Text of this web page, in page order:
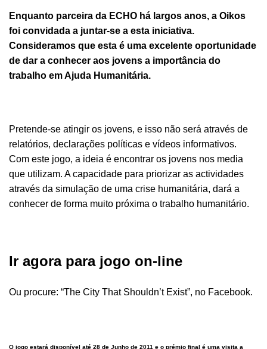
Enquanto parceira da ECHO há largos anos, a Oikos
foi convidada a juntar-se a esta iniciativa.
Consideramos que esta é uma excelente oportunidade
de dar a conhecer aos jovens a importância do
trabalho em Ajuda Humanitária.
Pretende-se atingir os jovens, e isso não será através de
relatórios, declarações políticas e vídeos informativos.
Com este jogo, a ideia é encontrar os jovens nos media
que utilizam. A capacidade para priorizar as actividades
através da simulação de uma crise humanitária, dará a
conhecer de forma muito próxima o trabalho humanitário.
Ir agora para jogo on-line
Ou procure: “The City That Shouldn’t Exist”, no Facebook.
O jogo estará disponível até 28 de Junho de 2011 e o prémio final é uma visita a